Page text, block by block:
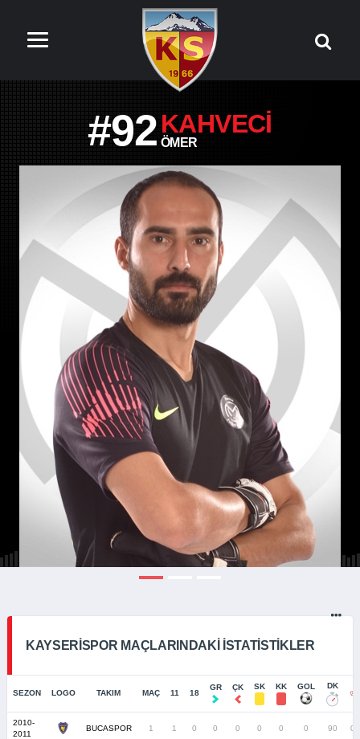
#92KAHVECI
ÖMER
KAYSERISPOR MAÇLARINDAKI İSTATISTIKLER
SEZON LOGO TAKIM MAÇ 11 18
GR ÇK SK KK GOL DK
2010-
2011
BUCASPOR 1 1 0 0 0 0 0 0 90 0